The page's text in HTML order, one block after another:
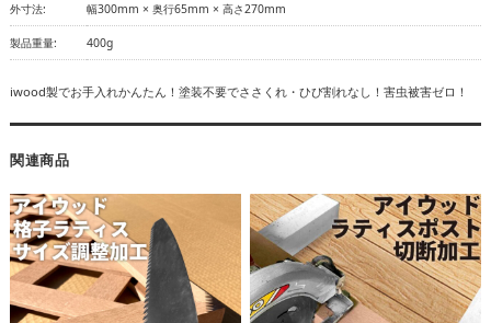
外寸法: 幅300mm × 奥行65mm × 高さ270mm
製品重量: 400g
iwood製でお手入れかんたん！塗装不要でささくれ・ひび割れなし！害虫被害ゼロ！
関連商品